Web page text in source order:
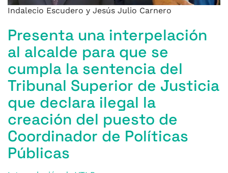
Indalecio Escudero y Jesús Julio Carnero
Presenta una interpelación
al alcalde para que se
cumpla la sentencia del
Tribunal Superior de Justicia
que declara ilegal la
creación del puesto de
Coordinador de Políticas
Públicas